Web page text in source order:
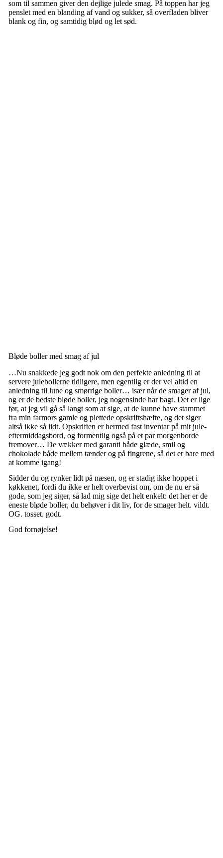
som til sammen giver den dejlige julede smag. På toppen har jeg
penslet med en blanding af vand og sukker, så overfladen bliver
blank og fin, og samtidig blød og let sød.
Bløde boller med smag af jul
…Nu snakkede jeg godt nok om den perfekte anledning til at
servere julebollerne tidligere, men egentlig er der vel altid en
anledning til lune og smørrige boller… især når de smager af jul,
og er de bedste bløde boller, jeg nogensinde har bagt. Det er lige
før, at jeg vil gå så langt som at sige, at de kunne have stammet
fra min farmors gamle og plettede opskriftshæfte, og det siger
altså ikke så lidt. Opskriften er hermed fast inventar på mit jule-
eftermiddagsbord, og formentlig også på et par morgenborde
fremover… De vækker med garanti både glæde, smil og
chokolade både mellem tænder og på fingrene, så det er bare med
at komme igang!
Sidder du og rynker lidt på næsen, og er stadig ikke hoppet i
køkkenet, fordi du ikke er helt overbevist om, om de nu er så
gode, som jeg siger, så lad mig sige det helt enkelt: det her er de
eneste bløde boller, du behøver i dit liv, for de smager helt. vildt.
OG. tosset. godt.
God fornøjelse!